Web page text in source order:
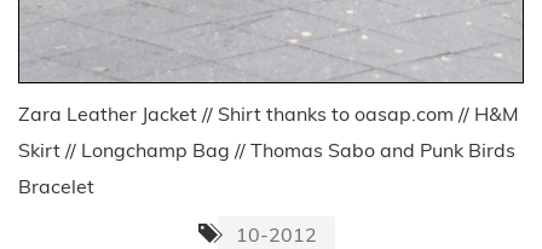
Zara Leather Jacket // Shirt thanks to oasap.com // H&M
Skirt // Longchamp Bag // Thomas Sabo and Punk Birds
Bracelet
10-2012